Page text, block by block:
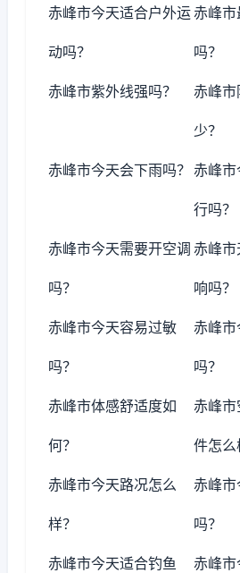
赤峰市今天适合户外运
动吗？
赤峰市
吗？
赤峰市紫外线强吗？ 赤峰市
少？
赤峰市今天会下雨吗？ 赤峰
行吗？
赤峰市今天需要开空调
吗？
赤峰
响吗？
赤峰市今天容易过敏
吗？
赤峰
吗？
赤峰市体感舒适度如
何？
赤峰
件怎么
赤峰市今天路况怎么
样？
赤峰
吗？
赤峰市今天适合钓鱼 赤峰